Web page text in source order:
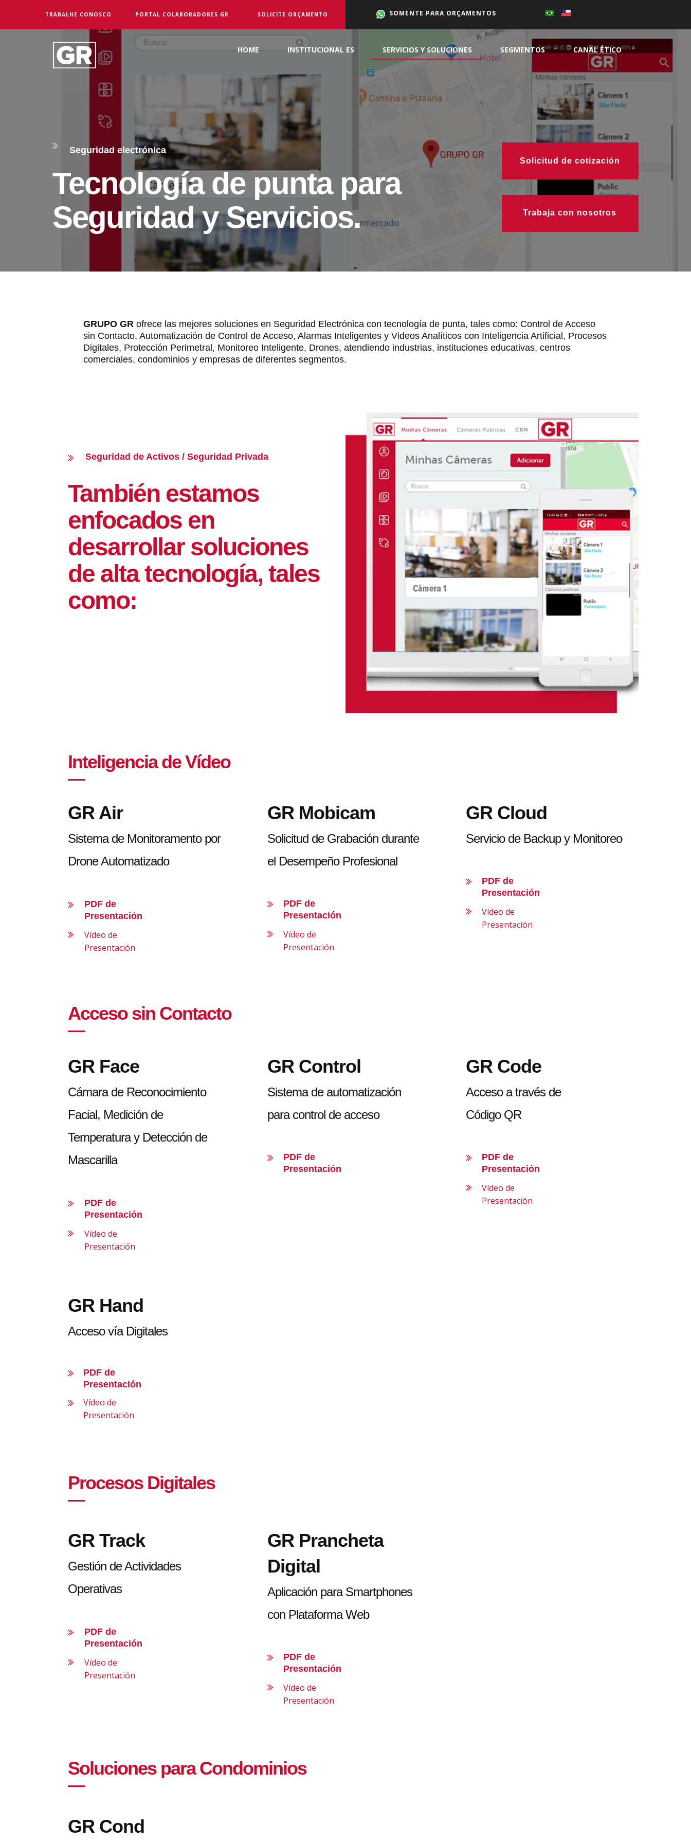
SOLICITE ORÇAMENTO
PORTAL COLABORADORES GR
TRABALHE CONOSCO SOMENTE PARA ORÇAMENTOS
HOME INSTITUCIONAL ES SERVICIOS Y SOLUCIONES SEGMENTOS CANAL ÉTICO
Seguridad electrónica
Solicitud de cotización
Tecnología de punta para
Seguridad y Servicios.
Trabaja con nosotros
GRUPO GR ofrece las mejores soluciones en Seguridad Electrónica con tecnología de punta, tales como: Control de Acceso
sin Contacto, Automatización de Control de Acceso, Alarmas Inteligentes y Videos Analíticos con Inteligencia Artificial, Procesos
Digitales, Protección Perimetral, Monitoreo Inteligente, Drones, atendiendo industrias, instituciones educativas, centros
comerciales, condominios y empresas de diferentes segmentos.
Seguridad de Activos / Seguridad Privada
También estamos
enfocados en
desarrollar soluciones
de alta tecnología, tales
como:
Inteligencia de Vídeo
GR Air
Sistema de Monitoramento por
Drone Automatizado
PDF de
Presentación
Vídeo de
Presentación
GR Mobicam
Solicitud de Grabación durante
el Desempeño Profesional
PDF de
Presentación
Vídeo de
Presentación
GR Cloud
Servicio de Backup y Monitoreo
PDF de
Presentación
Vídeo de
Presentación
Acceso sin Contacto
GR Face
Cámara de Reconocimiento
Facial, Medición de
Temperatura y Detección de
Mascarilla
PDF de
Presentación
Vídeo de
Presentación
GR Control
Sistema de automatización
para control de acceso
PDF de
Presentación
GR Code
Acceso a través de
Código QR
PDF de
Presentación
Vídeo de
Presentación
GR Hand
Acceso vía Digitales
PDF de
Presentación
Vídeo de
Presentación
Procesos Digitales
GR Track
Gestión de Actividades
Operativas
PDF de
Presentación
Vídeo de
Presentación
GR Prancheta
Digital
Aplicación para Smartphones
con Plataforma Web
PDF de
Presentación
Vídeo de
Presentación
Soluciones para Condominios
GR Cond